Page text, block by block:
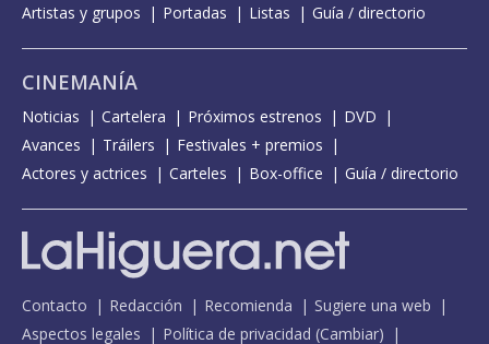
Artistas y grupos
Portadas Listas Guía / directorio
CINEMANÍA
Noticias Cartelera Próximos estrenos
DVD
Avances
Tráilers
Festivales + premios
Actores y actrices
Carteles Box-office Guía / directorio
Contacto Redacción Recomienda
Sugiere una web
Aspectos legales
Política de privacidad (Cambiar)